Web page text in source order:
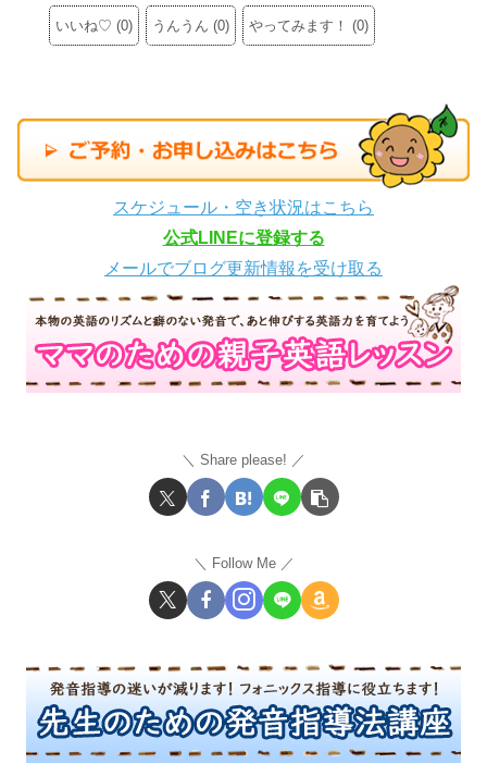
いいね♡ (0) うんうん (0) やってみます！ (0)
スケジュール・空き状況はこちら
公式LINEに登録する
メールでブログ更新情報を受け取る
Share please!
Follow Me